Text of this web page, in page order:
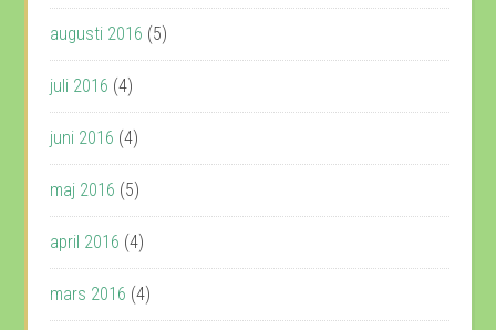
augusti 2016 (5)
juli 2016 (4)
juni 2016 (4)
maj 2016 (5)
april 2016 (4)
mars 2016 (4)